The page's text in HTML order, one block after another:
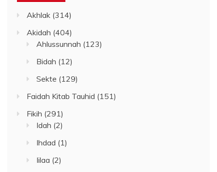
Akhlak (314)
Akidah (404)
Ahlussunnah (123)
Bidah (12)
Sekte (129)
Faidah Kitab Tauhid (151)
Fikih (291)
Idah (2)
Ihdad (1)
Iilaa (2)